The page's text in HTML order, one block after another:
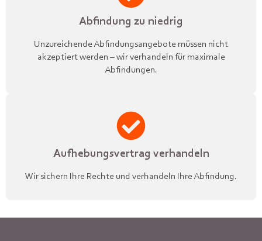
Abfindung zu niedrig
Unzureichende Abfindungsangebote müssen nicht
akzeptiert werden – wir verhandeln für maximale
Abfindungen.
Aufhebungsvertrag verhandeln
Wir sichern Ihre Rechte und verhandeln Ihre Abfindung.